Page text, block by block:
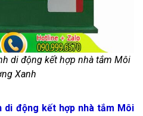
di động kết hợp nhà tắm Môi
Xanh
di động kết hợp nhà tắm Môi